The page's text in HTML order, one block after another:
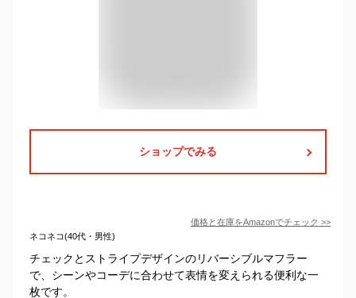
ショップでみる
価格と在庫をAmazonでチェック >>
ネコネコ(40代・男性)
チェックとストライプデザインのリバーシブルマフラー
で、シーンやコーデに合わせて表情を変えられる便利な一
枚です。